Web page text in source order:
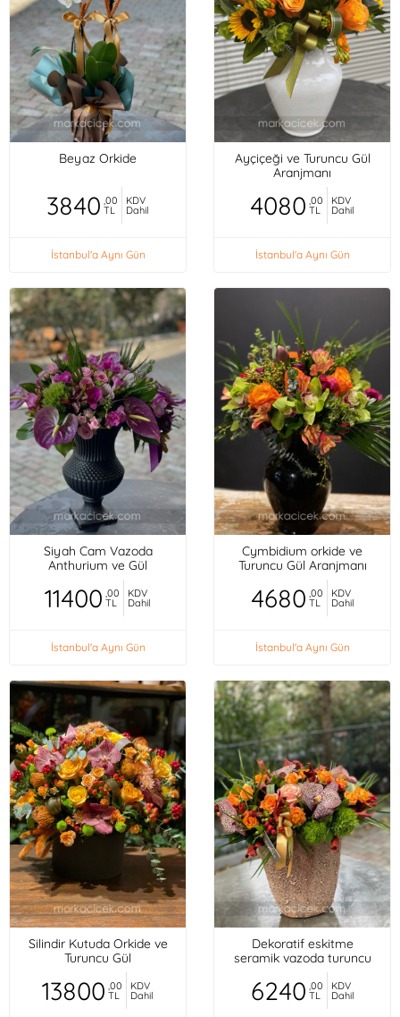
Beyaz Orkide
3840 ,00
TL
KDV
Dahil
İstanbul'a Aynı Gün
Ayçiçeği ve Turuncu Gül
Aranjmanı
4080 ,00
TL
KDV
Dahil
İstanbul'a Aynı Gün
Siyah Cam Vazoda
Anthurium ve Gül
11400 ,00
TL
KDV
Dahil
İstanbul'a Aynı Gün
Cymbidium orkide ve
Turuncu Gül Aranjmanı
4680 ,00
TL
KDV
Dahil
İstanbul'a Aynı Gün
Silindir Kutuda Orkide ve
Turuncu Gül
13800 ,00
TL
KDV
Dahil
Dekoratif eskitme
seramik vazoda turuncu
mini güller, orkideler,
6240 ,00
TL
KDV
Dahil